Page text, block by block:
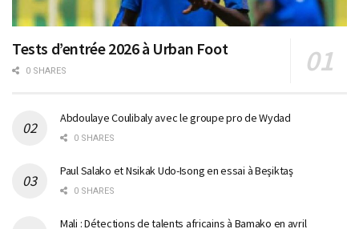
Tests d’entrée 2026 à Urban Foot
0 SHARES
Abdoulaye Coulibaly avec le groupe pro de Wydad
0 SHARES
Paul Salako et Nsikak Udo-Isong en essai à Beşiktaş
0 SHARES
Mali : Détections de talents africains à Bamako en avril